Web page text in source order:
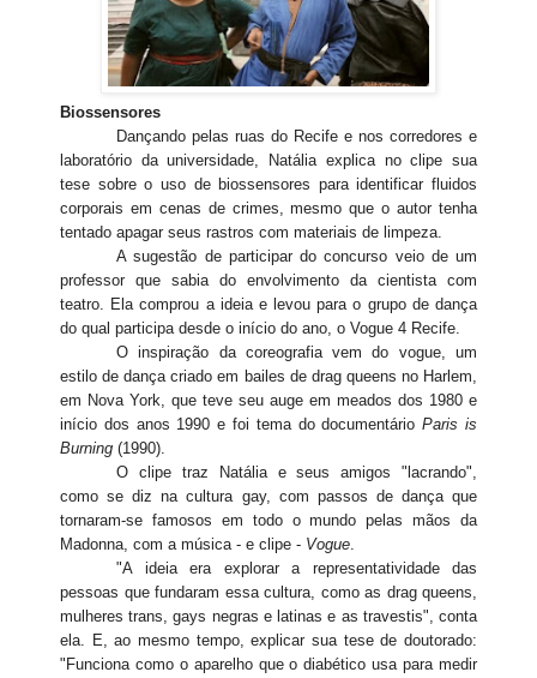
Biossensores
Dançando pelas ruas do Recife e nos corredores e
laboratório da universidade, Natália explica no clipe sua
tese sobre o uso de biossensores para identificar fluidos
corporais em cenas de crimes, mesmo que o autor tenha
tentado apagar seus rastros com materiais de limpeza.
A sugestão de participar do concurso veio de um
professor que sabia do envolvimento da cientista com
teatro. Ela comprou a ideia e levou para o grupo de dança
do qual participa desde o início do ano, o Vogue 4 Recife.
O inspiração da coreografia vem do vogue, um
estilo de dança criado em bailes de drag queens no Harlem,
em Nova York, que teve seu auge em meados dos 1980 e
início dos anos 1990 e foi tema do documentárioParis is
Burning (1990).
O clipe traz Natália e seus amigos "lacrando",
como se diz na cultura gay, com passos de dança que
tornaram-se famosos em todo o mundo pelas mãos da
Madonna, com a música - e clipe - Vogue.
"A ideia era explorar a representatividade das
pessoas que fundaram essa cultura, como as drag queens,
mulheres trans, gays negras e latinas e as travestis", conta
ela. E, ao mesmo tempo, explicar sua tese de doutorado:
"Funciona como o aparelho que o diabético usa para medir